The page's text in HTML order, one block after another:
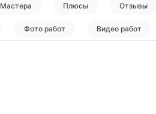
Мастера Плюсы Отзывы
Фото работ Видео работ